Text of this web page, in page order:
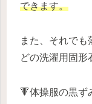
できます。
また、それでも
どの洗濯用固形
🔻体操服の黒ず